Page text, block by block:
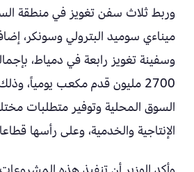
وربط ثلاث سفن تغويز في منطقة
ميناءي سوميد البترولي وسونكر،
وسفينة تغويز رابعة في دمياط،
2700 مليون قدم مكعب يومياً،
السوق المحلية وتوفير متطلبات
الإنتاجية والخدمية، وعلى رأسها